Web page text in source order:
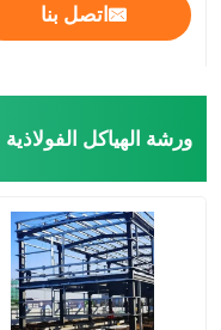
المنزل
جولة في المصنع
اتصل بنا
ورشة الهياكل الفولاذية